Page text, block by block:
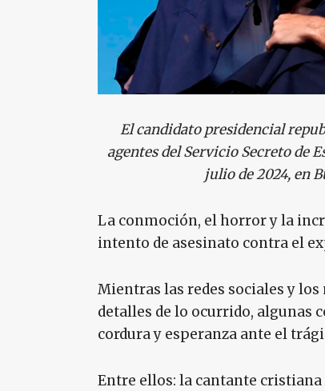
El candidato presidencial
agentes del Servicio Secreto de
julio de 2024, en
La conmoción, el horror y la
intento de asesinato contra el
Mientras las redes sociales y
detalles de lo ocurrido, algunas
cordura y esperanza ante el
Entre ellos: la cantante